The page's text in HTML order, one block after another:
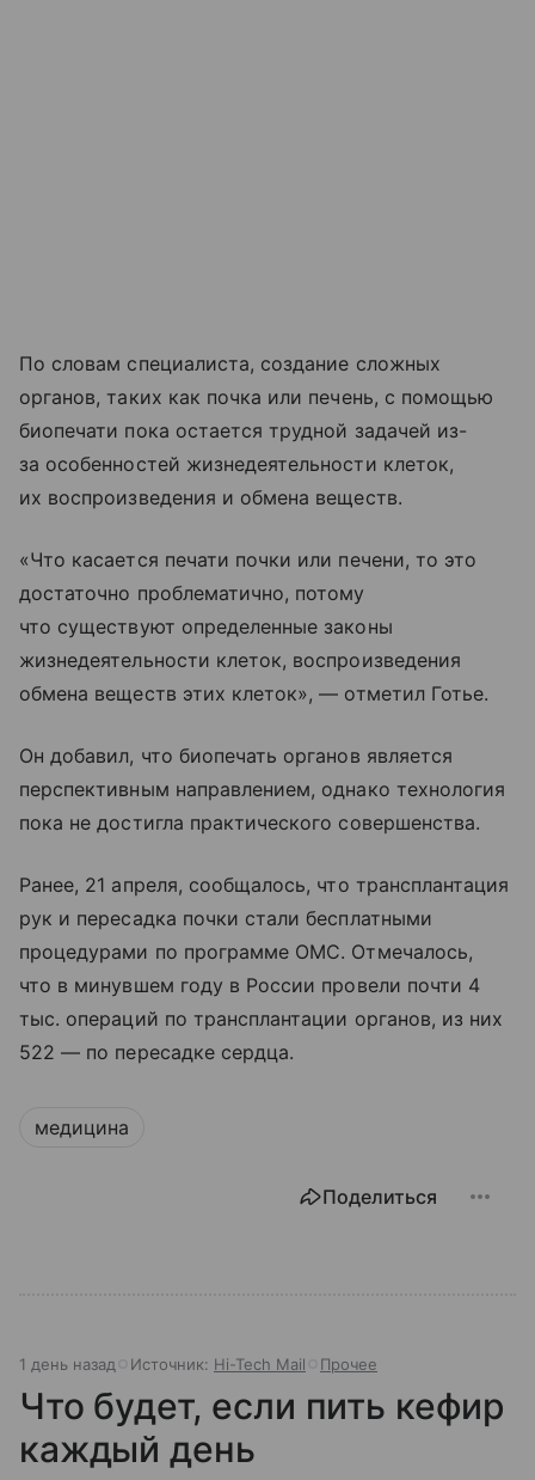
По словам специалиста, создание сложных
органов, таких как почка или печень, с помощью
биопечати пока остается трудной задачей из-
за особенностей жизнедеятельности клеток,
их воспроизведения и обмена веществ.
«Что касается печати почки или печени, то это
достаточно проблематично, потому
что существуют определенные законы
жизнедеятельности клеток, воспроизведения
обмена веществ этих клеток», — отметил Готье.
Он добавил, что биопечать органов является
перспективным направлением, однако технология
пока не достигла практического совершенства.
Ранее, 21 апреля, сообщалось, что трансплантация
рук и пересадка почки стали бесплатными
процедурами по программе ОМС. Отмечалось,
что в минувшем году в России провели почти 4
тыс. операций по трансплантации органов, из них
522 — по пересадке сердца.
медицина
Поделиться
1 день назад Источник: Hi-Tech Mail Прочее
Что будет, если пить кефир
каждый день